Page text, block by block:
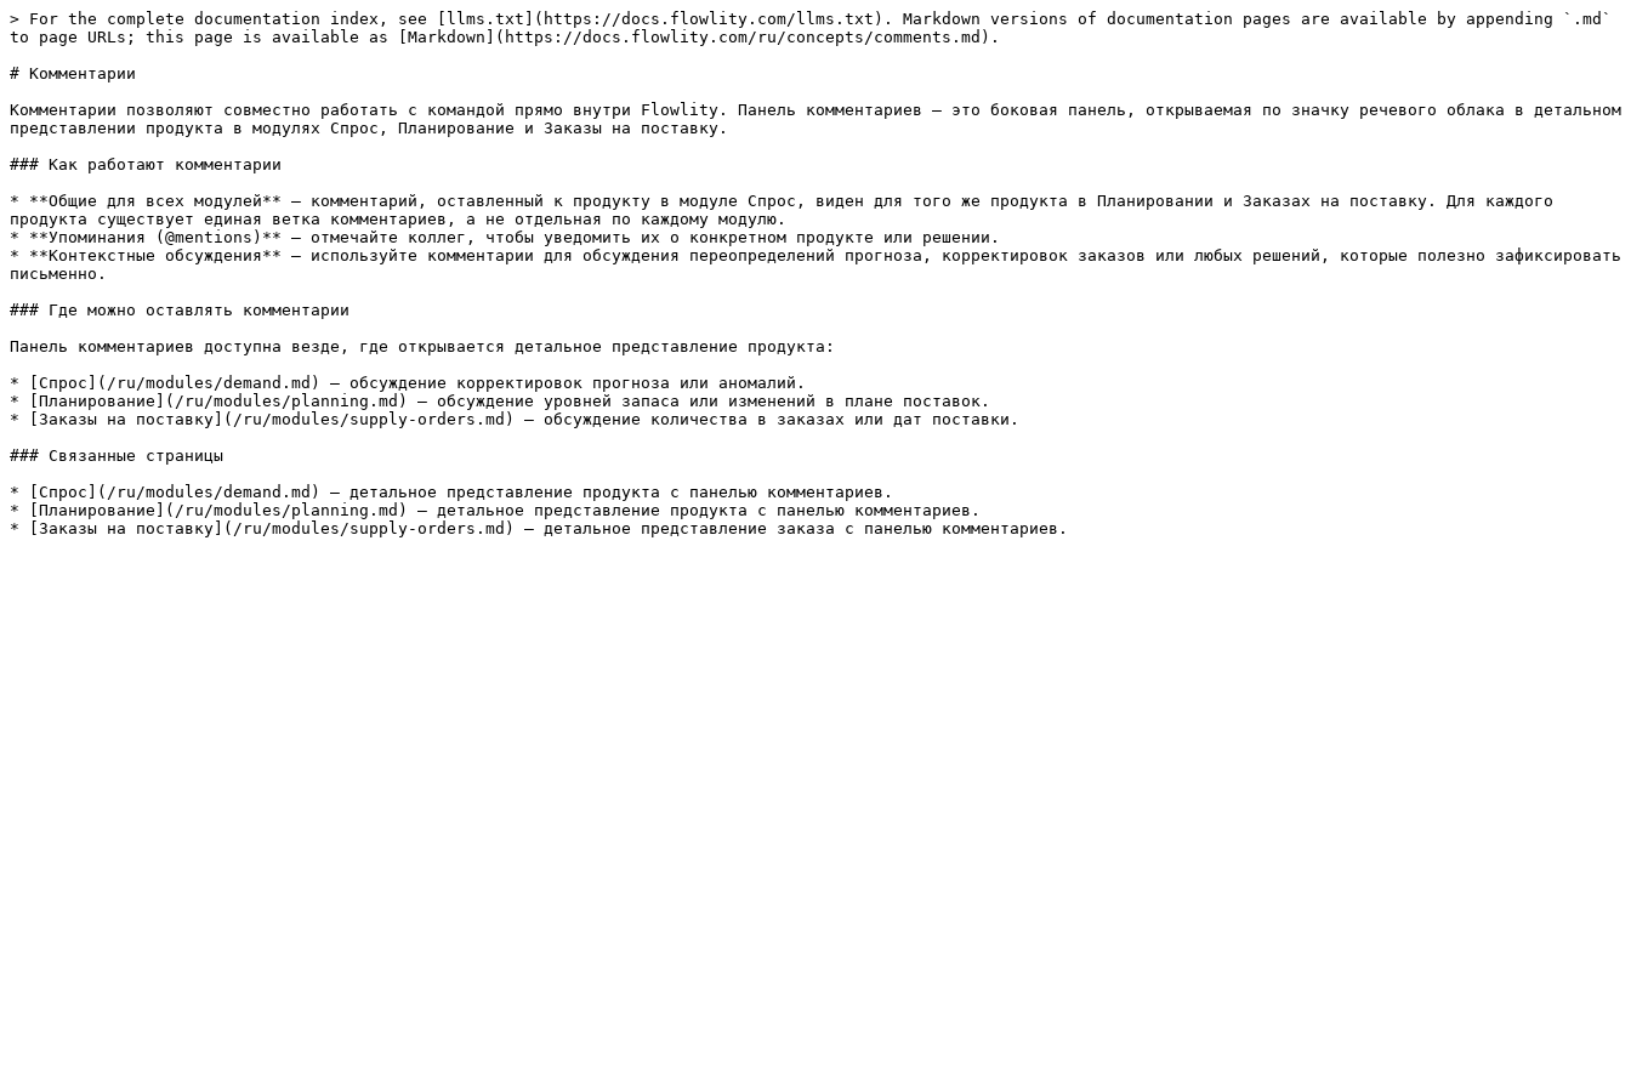
> For the complete documentation index, see [llms.txt](https://docs.flowlity.com/llms.txt). Markdown versions of documentation pages are available by appending `.md`
to page URLs; this page is available as [Markdown](https://docs.flowlity.com/ru/concepts/comments.md).
# Комментарии
Комментарии позволяют совместно работать с командой прямо внутри Flowlity. Панель комментариев — это боковая панель, открываемая по значку речевого облака в детальном
представлении продукта в модулях Спрос, Планирование и Заказы на поставку.
### Как работают комментарии
* **Общие для всех модулей** — комментарий, оставленный к продукту в модуле Спрос, виден для того же продукта в Планировании и Заказах на поставку. Для каждого
продукта существует единая ветка комментариев, а не отдельная по каждому модулю.
* **Упоминания (@mentions)** — отмечайте коллег, чтобы уведомить их о конкретном продукте или решении.
* **Контекстные обсуждения** — используйте комментарии для обсуждения переопределений прогноза, корректировок заказов или любых решений, которые полезно зафиксировать
письменно.
### Где можно оставлять комментарии
Панель комментариев доступна везде, где открывается детальное представление продукта:
* [Спрос](/ru/modules/demand.md) — обсуждение корректировок прогноза или аномалий.
* [Планирование](/ru/modules/planning.md) — обсуждение уровней запаса или изменений в плане поставок.
* [Заказы на поставку](/ru/modules/supply-orders.md) — обсуждение количества в заказах или дат поставки.
### Связанные страницы
* [Спрос](/ru/modules/demand.md) — детальное представление продукта с панелью комментариев.
* [Планирование](/ru/modules/planning.md) — детальное представление продукта с панелью комментариев.